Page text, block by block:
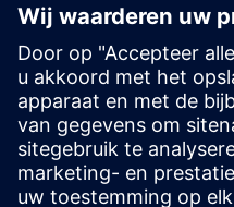
De Calibre-toolsuite biedt
uitgebreide IC-verificatie
procesknooppunten en
van hulpbronnen en
wordt beperkt.
Leer van experts